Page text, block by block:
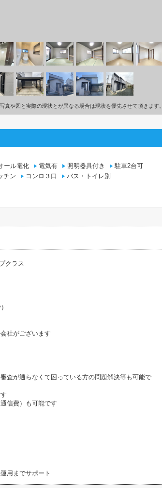
真や図と実際の現状とが異なる場合は現状を優先させて頂きます。
ール電化 電気有 照明器具付き
駐車2台可
チン コンロ３口
バス・トイレ別
クラス
社がございます
査が通らなくて困っている方の問題解決等も可能で
信費）も可能です
用までサポート